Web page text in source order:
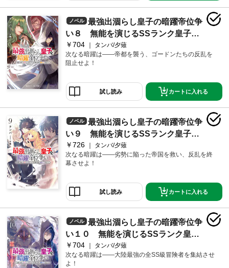
ノベル
最強出涸らし皇子の暗躍帝位争
い８ 無能を演じるSSランク皇子は
皇位継承戦を影から支配する
￥704
タンバ/夕薙
次なる暗躍は――帝都を襲う、ゴードンたちの反乱を
阻止せよ！
試し読み カートに入れる
ノベル
最強出涸らし皇子の暗躍帝位争
い９ 無能を演じるSSランク皇子は
皇位継承戦を影から支配する
￥726
タンバ/夕薙
次なる暗躍は――劣勢に陥った帝国を救い、反乱を終
幕させよ！
試し読み カートに入れる
ノベル
最強出涸らし皇子の暗躍帝位争
い１０ 無能を演じるSSランク皇子
は皇位継承戦を影から支配する
￥704
タンバ/夕薙
次なる暗躍は――大陸最強の全SS級冒険者を集結させ
よ！